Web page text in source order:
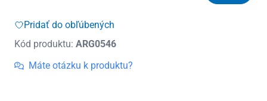
gumové
Audi
A6
Pridať do obľúbených
Kód produktu: ARG0546
Máte otázku k produktu?